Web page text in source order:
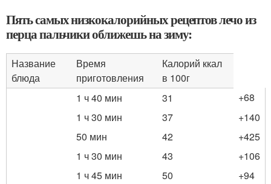
Пять самых низкокалорийных рецептов лечо из
перца пальчики оближешь на зиму:
Название
блюда
Время
приготовления
Калорий ккал
в 100г
1 ч 40 мин
31
+68
1 ч 30 мин
37
+140
50 мин
42
+425
1 ч 30 мин
43
+106
1 ч 45 мин
50 +94